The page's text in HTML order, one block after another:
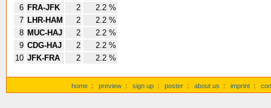
6 FRA-JFK 2
2.2 %
7 LHR-HAM 2
2.2 %
8 MUC-HAJ 2
2.2 %
9 CDG-HAJ 2
2.2 %
10 JFK-FRA 2 2.2 %
home : preview : sign up : poster : about us : imprint :